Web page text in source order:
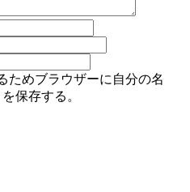
ためブラウザーに自分の名
保存する。